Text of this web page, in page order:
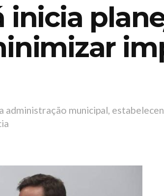
inicia
administração municipal,